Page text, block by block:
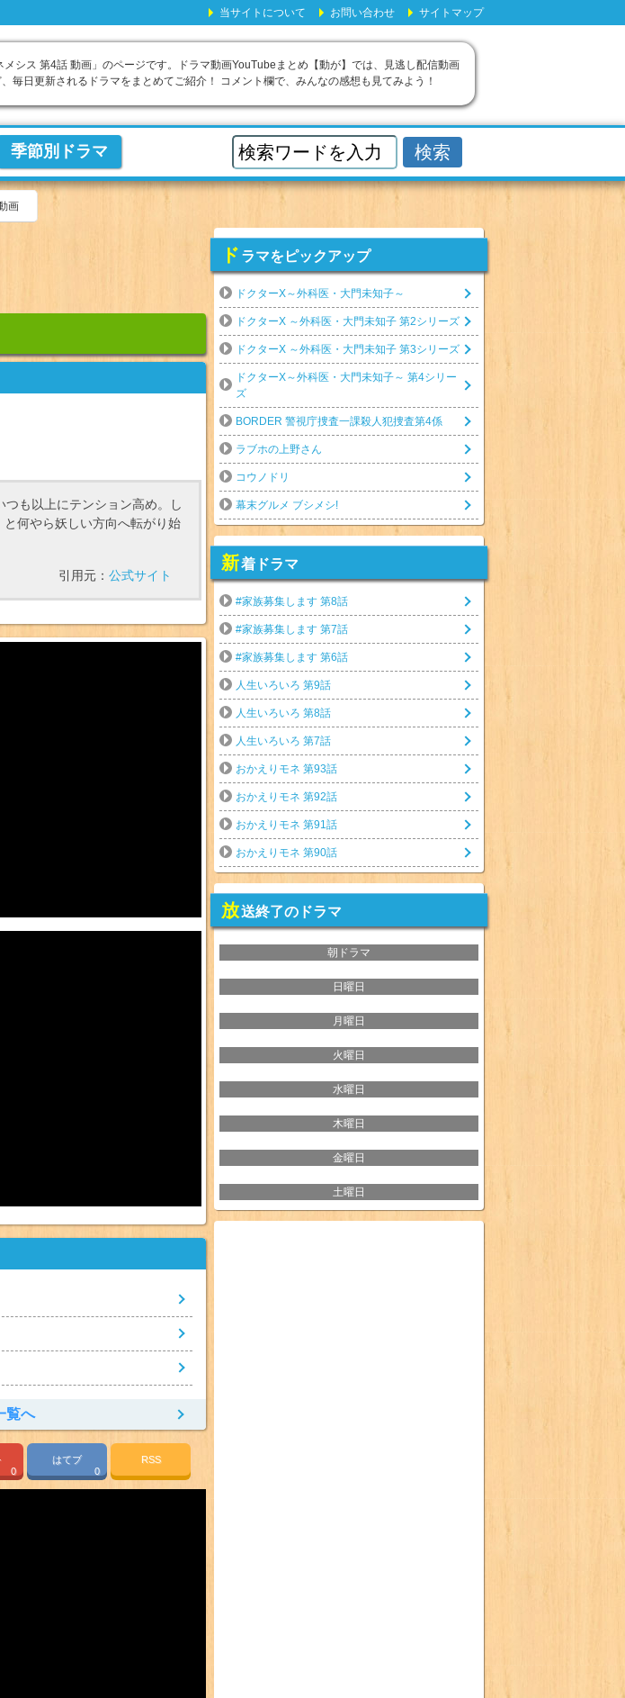
メシス 第4話 動画」のページです。ドラマ動画YouTubeまとめ【動が】では、見逃し配信動画
毎日更新されるドラマをまとめてご紹介！ コメント欄で、みんなの感想も見てみよう！
季節別ドラマ
画
も以上にテンション高め。し
何やら妖しい方向へ転がり始
引用元： 公式サイト
覧へ
0
はてブ
0
RSS
ド ラマをピックアップ
ドクターX～外科医・大門未知子～
ドクターX ～外科医・大門未知子 第2シリーズ
ドクターX ～外科医・大門未知子 第3シリーズ
ドクターX～外科医・大門未知子～ 第4シリー
ズ
BORDER 警視庁捜査一課殺人犯捜査第4係
ラブホの上野さん
コウノドリ
幕末グルメ ブシメシ!
新着ドラマ
#家族募集します 第8話
#家族募集します 第7話
#家族募集します 第6話
人生いろいろ 第9話
人生いろいろ 第8話
人生いろいろ 第7話
おかえりモネ 第93話
おかえりモネ 第92話
おかえりモネ 第91話
おかえりモネ 第90話
放送終了のドラマ
朝ドラマ
日曜日
月曜日
火曜日
水曜日
木曜日
金曜日
土曜日
当サイトについて お問い合わせ サイトマップ